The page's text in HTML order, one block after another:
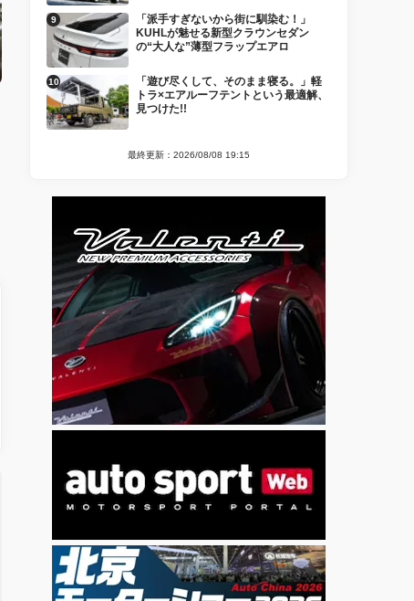
「派手すぎないから街に馴染む！」
KUHLが魅せる新型クラウンセダン
の“大人な”薄型フラップエアロ
「遊び尽くして、そのまま寝る。」軽
トラ×エアルーフテントという最適解、
見つけた!!
最終更新：2026/08/08 19:15